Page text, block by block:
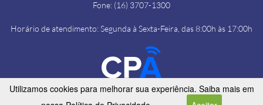
Fone: (16) 3707-1300
Horário de atendimento: Segunda à Sexta-Feira, das 8:00h às 17:00h
Utilizamos cookies para melhorar sua experiência. Saiba mais em